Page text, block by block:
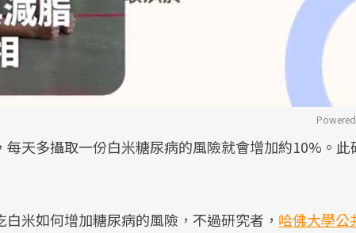
每天多攝取一份白米糖尿病的風險就會增加約10%。
米如何增加糖尿病的風險，不過研究者， 哈佛大學公